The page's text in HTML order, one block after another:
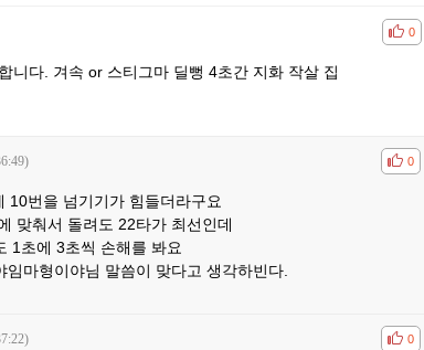
비공감
0
니다. 겨속 or 스티그마 딜뻥 4초간 지화 작살 집
비공감
0
10번을 넘기기가 힘들더라구요
맞춰서 돌려도 22타가 최선인데
1초에 3초씩 손해를 봐요
마형이야님 말씀이 맞다고 생각하빈다.
비공감
0